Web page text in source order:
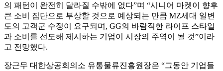
의 패턴이 완전히 달라질 수밖에 없다”며 “시니어 마켓이 향후
큰 소비 집단으로 부상할 것으로 예상되는 만큼 MZ세대 일변
도의 고객군 수정이 요구되며, GG의 바람직한 라이프 스타일
과 소비를 선도해 제시하는 기업이 시장의 주역이 될 것”이라
고 전망했다.
장근무 대한상공회의소 유통물류진흥원장은 “그동안 기업들